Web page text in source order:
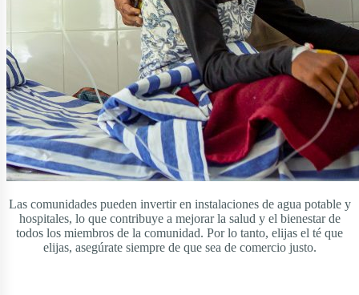
Las comunidades pueden invertir en instalaciones de agua potable y
hospitales, lo que contribuye a mejorar la salud y el bienestar de
todos los miembros de la comunidad. Por lo tanto, elijas el té que
elijas, asegúrate siempre de que sea de comercio justo.